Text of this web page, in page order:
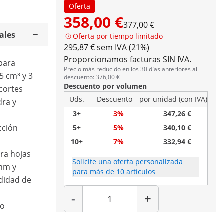
Oferta
358,00 €377,00 €
Oferta por tiempo limitado
295,87 € sem IVA (21%)
Proporcionamos facturas SIN IVA.
Precio más reducido en los 30 días anteriores al
descuento: 376,00 €
Descuento por volumen
Uds.
Descuento
por unidad (con IVA)
3+
3%
347,26 €
5+
5%
340,10 €
10+
7% 332,94 €
Solicite una oferta personalizada
para más de 10 artículos
-
Cantidad
+
cm³ y 3
y
hojas
y
de